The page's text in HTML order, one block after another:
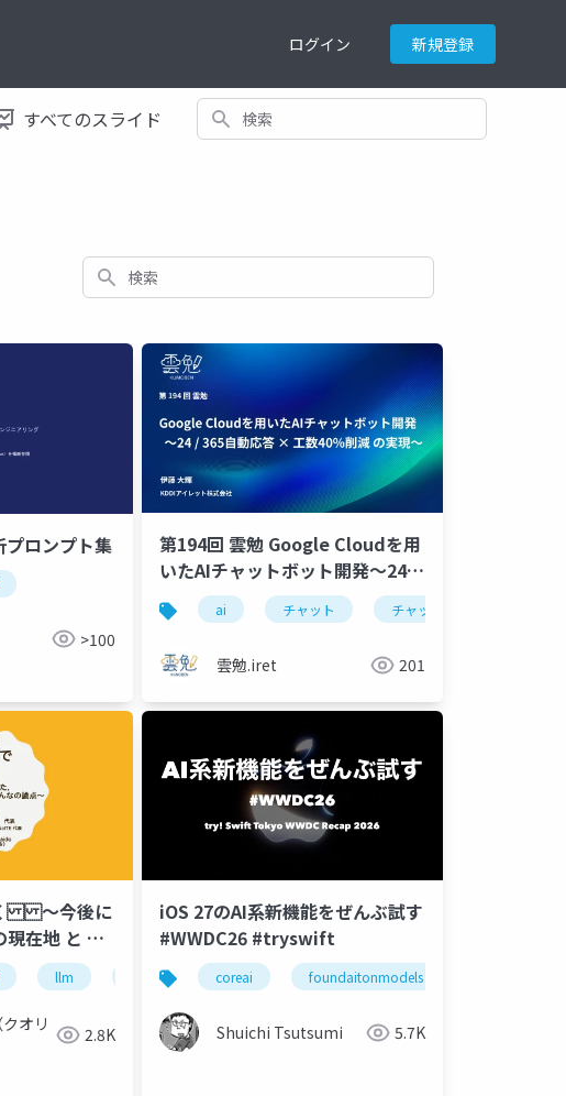
ログイン 新規登録
すべてのスライド 検索
検索
ロンプト集
>100
第194回 雲勉 Google Cloudを用
いたAIチャットボット開発〜24 /
365自動応答 × 工数40%削減 の
実現〜
ai チャット チャットbot
雲勉.iret 201
ル
〜今後に
在地 と み
llm フリーランス 伴走 エンジニア
オリ
2.8K
iOS 27のAI系新機能をぜんぶ試す
#WWDC26 #tryswift
coreai foundaitonmodels
Shuichi Tsutsumi 5.7K